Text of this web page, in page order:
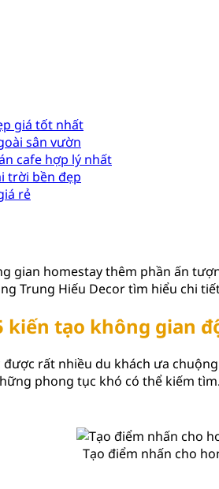
giá tốt nhất
sân vườn
cafe hợp lý nhất
trời bền đẹp
rẻ
gian homestay thêm phần ấn
Trung Hiếu Decor tìm hiểu chi
kiến tạo không gian
rất nhiều du khách ưa
phong tục khó có thể kiếm
Tạo điểm nhấn cho